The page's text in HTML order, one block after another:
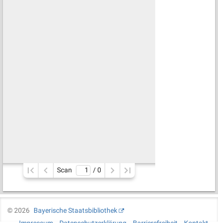
Scan / 0
©2026
Bayerische Staatsbibliothek